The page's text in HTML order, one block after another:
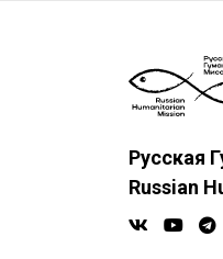
Русская
Russian